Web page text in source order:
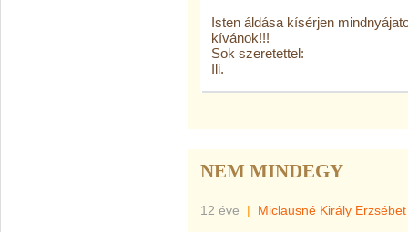
Isten áldása kísérjen
kívánok!!!
Sok szeretettel:
Ili.
NEM MINDEGY
12 éve | Miclausné Király Erzsébet